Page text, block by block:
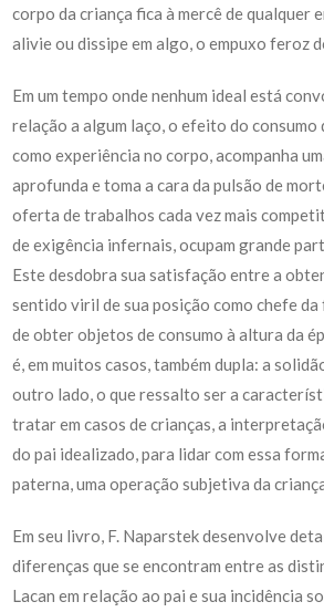
corpo da criança fica à mercê de qualquer
alivie ou dissipe em algo, o empuxo feroz
Em um tempo onde nenhum ideal está
relação a algum laço, o efeito do consumo
como experiência no corpo, acompanha
aprofunda e toma a cara da pulsão de
oferta de trabalhos cada vez mais
de exigência infernais, ocupam grande
Este desdobra sua satisfação entre a
sentido viril de sua posição como chefe
de obter objetos de consumo à altura da
é, em muitos casos, também dupla: a
outro lado, o que ressalto ser a
tratar em casos de crianças, a
do pai idealizado, para lidar com essa
paterna, uma operação subjetiva da
Em seu livro, F. Naparstek desenvolve
diferenças que se encontram entre as
Lacan em relação ao pai e sua incidência